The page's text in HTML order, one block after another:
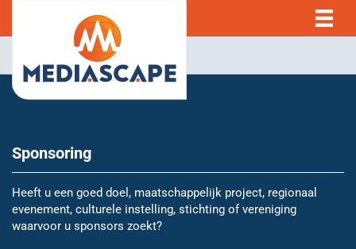
Sponsoring
Heeft u een goed doel, maatschappelijk project, regionaal
evenement, culturele instelling, stichting of vereniging
waarvoor u sponsors zoekt?